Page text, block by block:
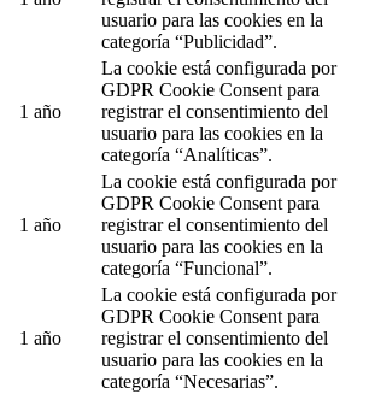
usuario para las cookies en la
categoría “Publicidad”.
1 año
La cookie está configurada por
GDPR Cookie Consent para
registrar el consentimiento del
usuario para las cookies en la
categoría “Analíticas”.
1 año
La cookie está configurada por
GDPR Cookie Consent para
registrar el consentimiento del
usuario para las cookies en la
categoría “Funcional”.
1 año
La cookie está configurada por
GDPR Cookie Consent para
registrar el consentimiento del
usuario para las cookies en la
categoría “Necesarias”.